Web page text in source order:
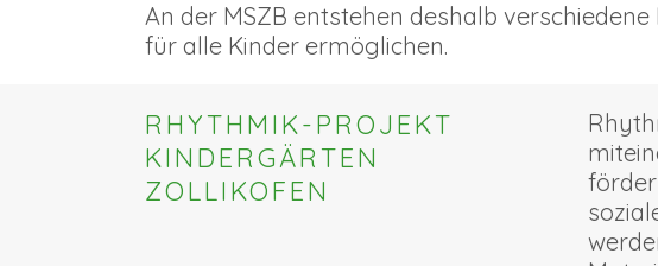
An der MSZB entstehen deshalb
für alle Kinder ermöglichen.
RHYTHMIK-PROJEKT
KINDERGÄRTEN
ZOLLIKOFEN